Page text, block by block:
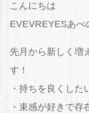
こんにちは
EVEVREYESあべ
先月から新しく増
す！
・持ちを良くした
・束感が好きで存